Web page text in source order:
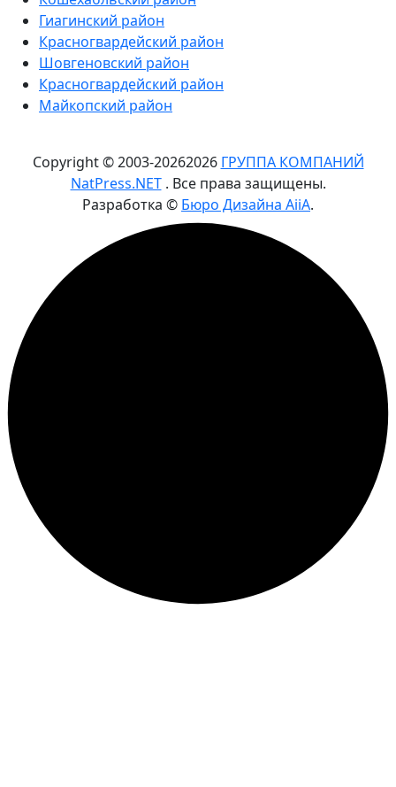
Гиагинский район
Красногвардейский район
Шовгеновский район
Красногвардейский район
Майкопский район
Copyright © 2003-20262026 ГРУППА КОМПАНИЙ
NatPress.NET. Все права защищены.
Разработка © Бюро Дизайна AiiA.